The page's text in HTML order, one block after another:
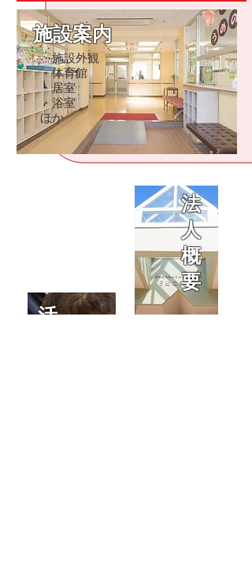
施設案内
・施設外観
・体育館
・居室
・浴室
​ほか
活
​法
人
概
要